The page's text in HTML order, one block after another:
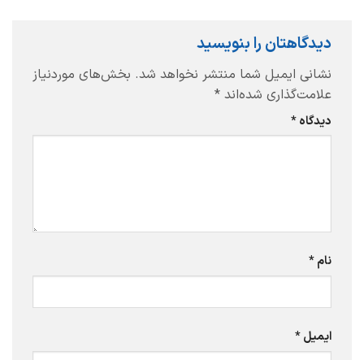
دیدگاهتان را بنویسید
نشانی ایمیل شما منتشر نخواهد شد. بخش‌های موردنیاز
علامت‌گذاری شده‌اند *
دیدگاه*
نام*
ایمیل*